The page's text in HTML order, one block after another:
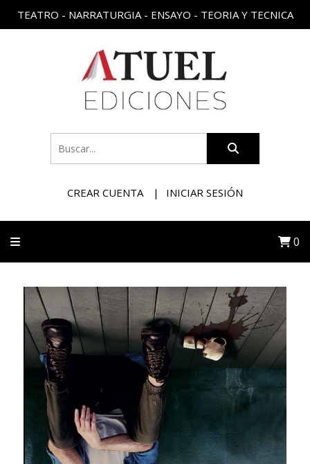
TEATRO - NARRATURGIA - ENSAYO - TEORIA Y TECNICA
CREAR CUENTA INICIAR SESIÓN
0